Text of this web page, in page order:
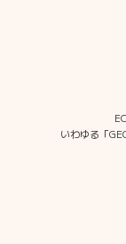
いわゆる「